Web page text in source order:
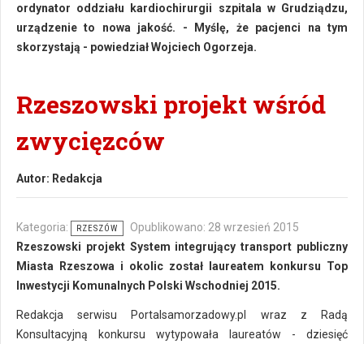
ordynator oddziału kardiochirurgii szpitala w Grudziądzu,
urządzenie to nowa jakość. - Myślę, że pacjenci na tym
skorzystają - powiedział Wojciech Ogorzeja.
Rzeszowski projekt wśród
zwycięzców
Autor: Redakcja
Kategoria: RZESZÓW
Opublikowano: 28 wrzesień 2015
Rzeszowski projekt System integrujący transport publiczny
Miasta Rzeszowa i okolic został laureatem konkursu Top
Inwestycji Komunalnych Polski Wschodniej 2015.
Redakcja serwisu Portalsamorzadowy.pl wraz z Radą
Konsultacyjną konkursu wytypowała laureatów - dziesięć